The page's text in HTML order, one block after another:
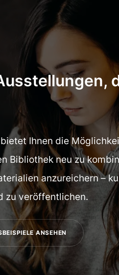
Ihnen die
Bibliothek neu zu
anzureichern –
zu veröffentlichen.
ANSEHEN